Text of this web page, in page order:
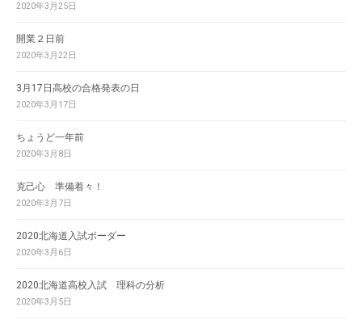
2020年3月25日
開業２日前
2020年3月22日
3月17日高校の合格発表の日
2020年3月17日
ちょうど一年前
2020年3月8日
克己心 準備着々！
2020年3月7日
2020北海道入試ボーダー
2020年3月6日
2020北海道高校入試 理科の分析
2020年3月5日